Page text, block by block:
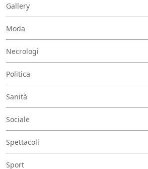
Gallery
Moda
Necrologi
Politica
Sanità
Sociale
Spettacoli
Sport